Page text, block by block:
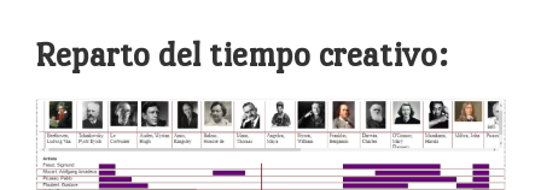
Reparto del tiempo creativo: